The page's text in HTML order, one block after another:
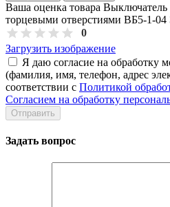
Ваша оценка товара
торцевыми отверстиями ВБ5-1-
0
Загрузить изображение
Я даю согласие на обработку
(фамилия, имя, телефон, адрес
соответствии с Политикой
Согласием на обработку
Задать вопрос